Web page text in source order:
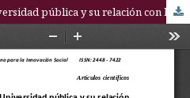
La Función Social de la Universidad pública y su relación con la enseñanza en las áreas de Ingeniería en tiempos de COVID – 19